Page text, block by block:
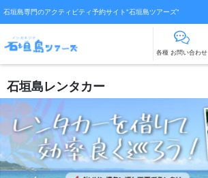
石垣島専門のアクティビティ予約サイト"石垣島ツアーズ"
各種 お問い合わせ
石垣島レンタカー